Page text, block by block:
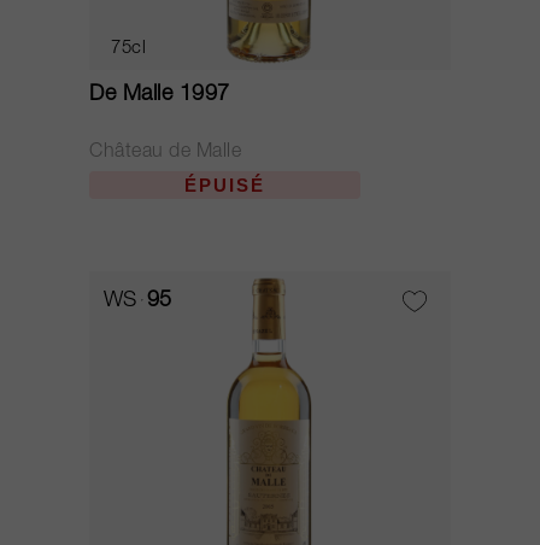
75cl
De Malle 1997
Château de Malle
ÉPUISÉ
WS 95